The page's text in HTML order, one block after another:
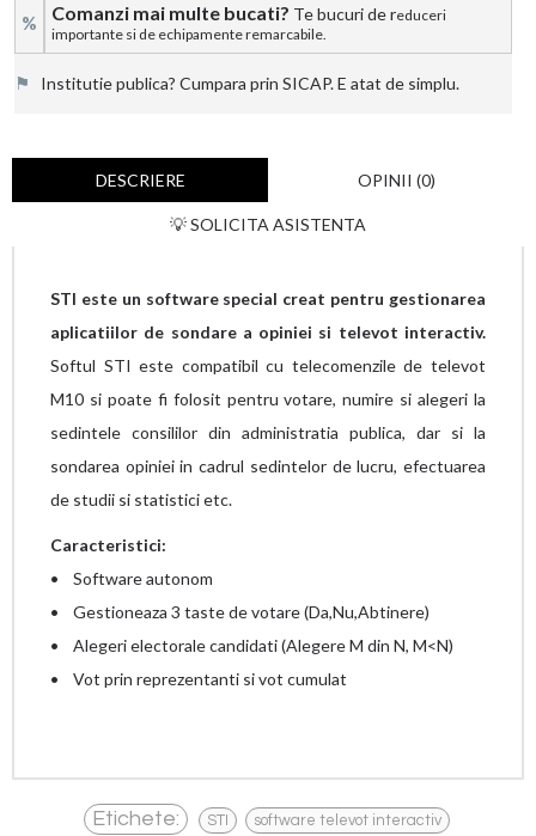
% Comanzi mai multe bucati? Te bucuri de reduceri
importante si de echipamente remarcabile.
⚑ Institutie publica? Cumpara prin SICAP. E atat de simplu.
DESCRIERE OPINII (0)
💡 SOLICITA ASISTENTA
STI este un software special creat pentru gestionarea
aplicatiilor de sondare a opiniei si televot interactiv.
Softul STI este compatibil cu telecomenzile de televot
M10 si poate fi folosit pentru votare, numire si alegeri la
sedintele consililor din administratia publica, dar si la
sondarea opiniei in cadrul sedintelor de lucru, efectuarea
de studii si statistici etc.
Caracteristici:
• Software autonom
• Gestioneaza 3 taste de votare (Da,Nu,Abtinere)
• Alegeri electorale candidati (Alegere M din N, M<N)
• Vot prin reprezentanti si vot cumulat
Etichete: STI , software televot interactiv ,